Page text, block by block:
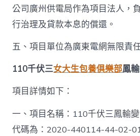
公司廣州供電局作為項目法人，
行治理及貸款本息的償還。
五、項目單位為廣東電網無限責
110千伏三女大生包養俱樂部鳳
項目詳情如下：
一、項目名稱：110千伏三鳳輸
代碼為：2020-440114-44-02-